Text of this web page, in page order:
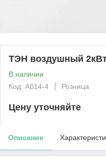
ТЭН воздушный
В наличии
Код: А014-4
Розница
Цену уточняйте
Описание